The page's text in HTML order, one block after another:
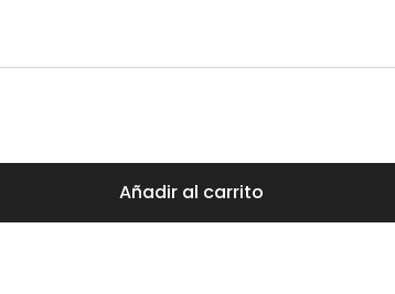
Añadir al carrito